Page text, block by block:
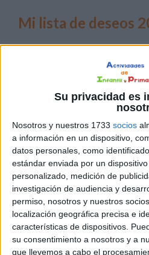
Su privacidad es
Nosotros y nuestros 1733 socios
a información en un dispositivo,
datos personales, como
estándar enviada por un
personalizado, medición de
investigación de audiencia y
permiso, nosotros y nuestros
localización geográfica precisa e
características de dispositivos.
su consentimiento a nosotros y a
que llevemos a cabo el
Mi lista de deseos
vacaciones de Navidad son un
parar, reflexionar y conectar
nuestros alumnos. Por eso hoy
ficha muy particular y emotiva,
niños y niñas expresen sus